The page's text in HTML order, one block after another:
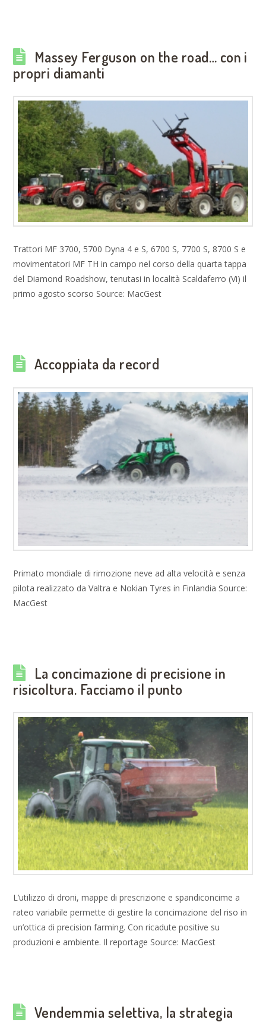
Massey Ferguson on the road… con i
propri diamanti
Trattori MF 3700, 5700 Dyna 4 e S, 6700 S, 7700 S, 8700 S e
movimentatori MF TH in campo nel corso della quarta tappa
del Diamond Roadshow, tenutasi in località Scaldaferro (Vi) il
primo agosto scorso Source: MacGest
Accoppiata da record
Primato mondiale di rimozione neve ad alta velocità e senza
pilota realizzato da Valtra e Nokian Tyres in Finlandia Source:
MacGest
La concimazione di precisione in
risicoltura. Facciamo il punto
L’utilizzo di droni, mappe di prescrizione e spandiconcime a
rateo variabile permette di gestire la concimazione del riso in
un’ottica di precision farming. Con ricadute positive su
produzioni e ambiente. Il reportage Source: MacGest
Vendemmia selettiva, la strategia